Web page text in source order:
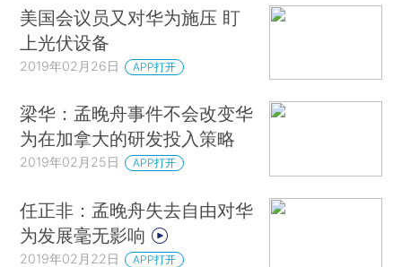
美国会议员又对华为施压 盯
上光伏设备
2019年02月26日 APP打开
梁华：孟晚舟事件不会改变华
为在加拿大的研发投入策略
2019年02月25日 APP打开
任正非：孟晚舟失去自由对华
为发展毫无影响
2019年02月22日 APP打开